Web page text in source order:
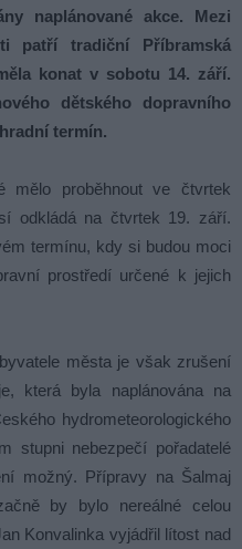
naplánované akce. Mezi
patří tradiční Příbramská
konat v sobotu 14. září.
dětského dopravního
termín.
mělo proběhnout ve čtvrtek
odkládá na čtvrtek 19. září.
termínu, kdy si budou moci
prostředí určené k jejich
města je však zrušení
která byla naplánována na
hydrometeorologického
stupni nebezpečí pořadatelé
možný. Přípravy na Šalmaj
by bylo nereálné celou
Konvalinka vyjádřil lítost nad